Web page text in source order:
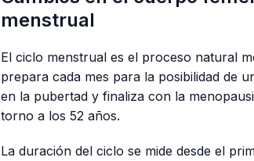
menstrual
El ciclo menstrual es el proceso natural
prepara cada mes para la posibilidad de
en la pubertad y finaliza con la
torno a los 52 años.
La duración del ciclo se mide desde el